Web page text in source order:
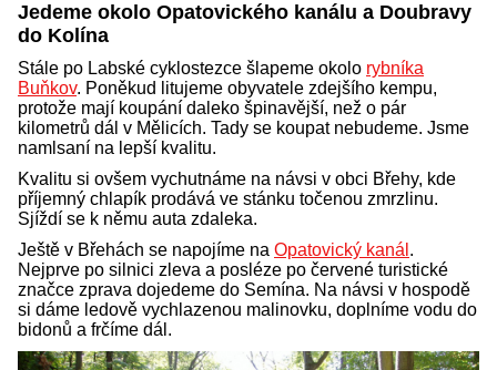
Jedeme okolo Opatovického kanálu a Doubravy
do Kolína
Stále po Labské cyklostezce šlapeme okolo rybníka
Buňkov. Poněkud litujeme obyvatele zdejšího kempu,
protože mají koupání daleko špinavější, než o pár
kilometrů dál v Mělicích. Tady se koupat nebudeme. Jsme
namlsaní na lepší kvalitu.
Kvalitu si ovšem vychutnáme na návsi v obci Břehy, kde
příjemný chlapík prodává ve stánku točenou zmrzlinu.
Sjíždí se k němu auta zdaleka.
Ještě v Břehách se napojíme na Opatovický kanál .
Nejprve po silnici zleva a posléze po červené turistické
značce zprava dojedeme do Semína. Na návsi v hospodě
si dáme ledově vychlazenou malinovku, doplníme vodu do
bidonů a frčíme dál.